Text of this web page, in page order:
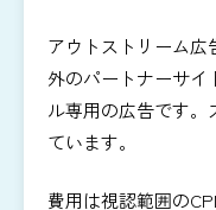
アウトストリーム広
外のパートナーサイ
ル専用の広告です。
ています。
費用は視認範囲の